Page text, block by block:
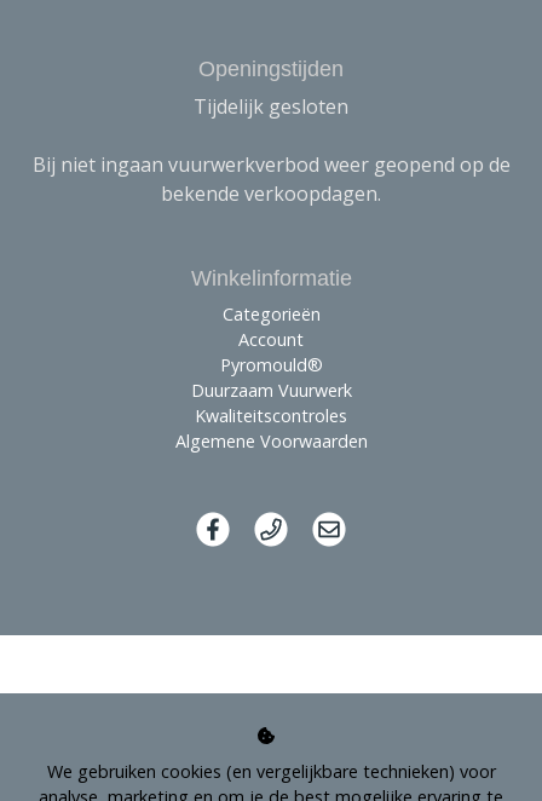
We gebruiken cookies (en vergelijkbare technieken) voor
Openingstijden
Tijdelijk gesloten
Bij niet ingaan vuurwerkverbod weer geopend op de
bekende verkoopdagen.
Winkelinformatie
Categorieën
Account
Pyromould®
Duurzaam Vuurwerk
Kwaliteitscontroles
Algemene Voorwaarden